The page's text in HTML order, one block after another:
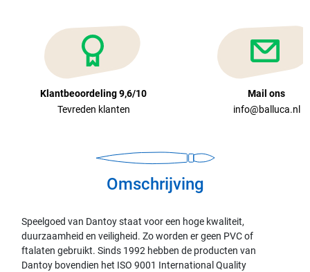
Klantbeoordeling 9,6/10
Tevreden klanten
Mail ons
info@balluca.nl
Omschrijving
Speelgoed van Dantoy staat voor een hoge kwaliteit,
duurzaamheid en veiligheid. Zo worden er geen PVC of
ftalaten gebruikt. Sinds 1992 hebben de producten van
Dantoy bovendien het ISO 9001 International Quality